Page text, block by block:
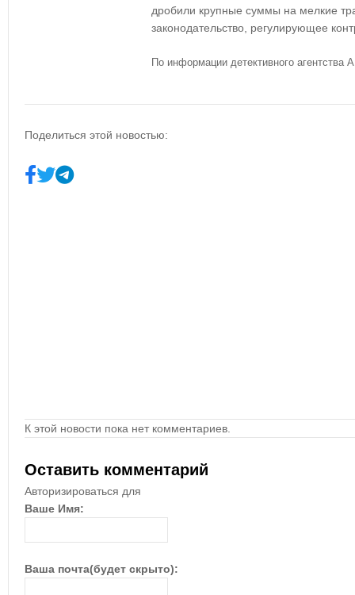
дробили крупные суммы на мелкие
законодательство, регулирующее
По информации детективного агентства
Поделиться этой новостью:
К этой новости пока нет комментариев.
Оставить комментарий
Авторизироваться для
Ваше Имя:
Ваша почта(будет скрыто):